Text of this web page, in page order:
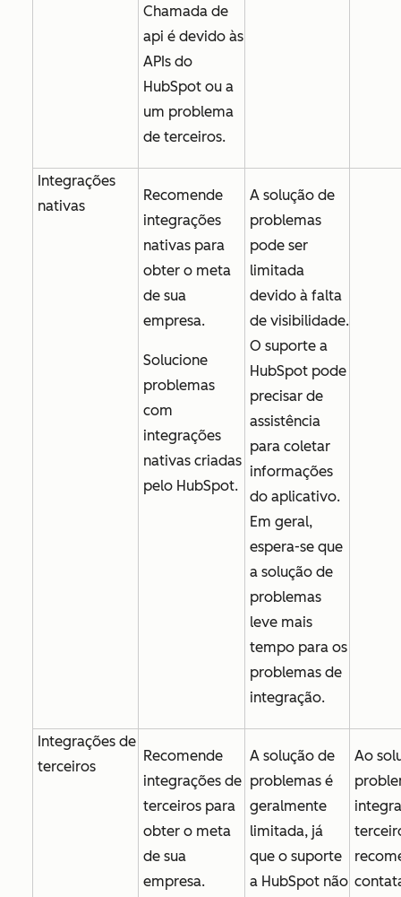
Chamada de
api é devido às
APIs do
HubSpot ou a
um problema
de terceiros.
Integrações
nativas
Recomende
integrações
nativas para
obter o meta
de sua
empresa.
Solucione
problemas
com
integrações
nativas criadas
pelo HubSpot.
A solução de
problemas
pode ser
limitada
devido à falta
de visibilidade.
O suporte a
HubSpot pode
precisar de
assistência
para coletar
informações
do aplicativo.
Em geral,
espera-se que
a solução de
problemas
leve mais
tempo para os
problemas de
integração.
Integrações de
terceiros
Recomende
integrações de
terceiros para
obter o meta
de sua
empresa.
A solução de
problemas é
geralmente
limitada, já
que o suporte
a HubSpot não
Ao